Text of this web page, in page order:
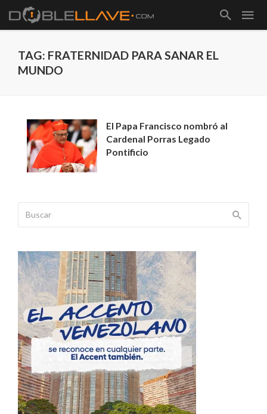
TAG: FRATERNIDAD PARA SANAR EL
MUNDO
El Papa Francisco nombró al
Cardenal Porras Legado
Pontificio